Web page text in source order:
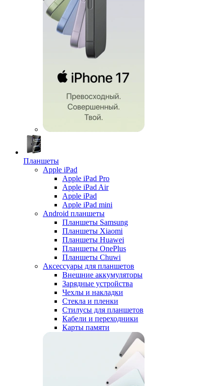
Планшеты
Apple iPad
Apple iPad Pro
Apple iPad Air
Apple iPad
Apple iPad mini
Android планшеты
Планшеты Samsung
Планшеты Xiaomi
Планшеты Huawei
Планшеты OnePlus
Планшеты Chuwi
Аксессуары для планшетов
Внешние аккумуляторы
Зарядные устройства
Чехлы и накладки
Стекла и пленки
Стилусы для планшетов
Кабели и переходники
Карты памяти